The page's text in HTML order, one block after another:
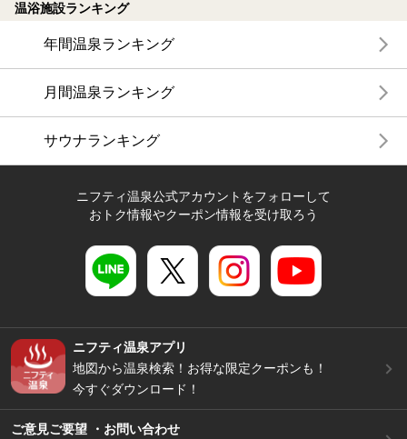
温浴施設ランキング
年間温泉ランキング
月間温泉ランキング
サウナランキング
ニフティ温泉公式アカウントをフォローして
おトク情報やクーポン情報を受け取ろう
ニフティ温泉アプリ
地図から温泉検索！お得な限定クーポンも！
今すぐダウンロード！
ご意見ご要望 ・お問い合わせ